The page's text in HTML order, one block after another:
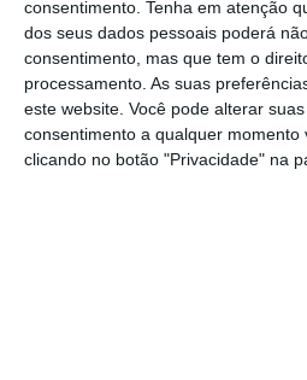
consentimento. Tenha em atenção
dos seus dados pessoais poderá
consentimento, mas que tem o
processamento. As suas
este website. Você pode alterar
consentimento a qualquer momento
clicando no botão "Privacidade" na
Cartaxo. O concerto está
dia 31 de agosto, às
mote da atuação.
O espetáculo está